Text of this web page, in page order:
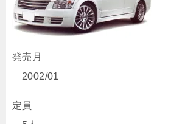
発売月
2002/01
定員